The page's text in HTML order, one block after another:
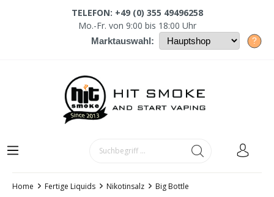
TELEFON: +49 (0) 355 49496258
Mo.-Fr. von 9:00 bis 18:00 Uhr
Marktauswahl: ?
Home Fertige Liquids Nikotinsalz Big Bottle